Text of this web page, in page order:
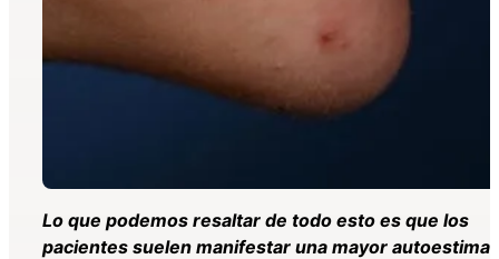
Lo que podemos resaltar de todo esto es que los
pacientes suelen manifestar una mayor autoestima